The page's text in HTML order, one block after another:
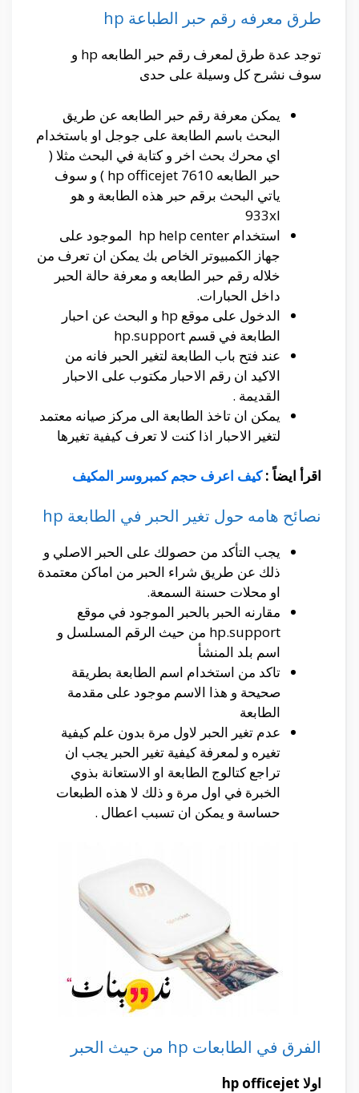
طرق معرفه رقم حبر الطباعة hp
توجد عدة طرق لمعرف رقم حبر الطابعه hp و
سوف نشرح كل وسيلة على حدى
يمكن معرفة رقم حبر الطابعه عن طريق
البحث باسم الطابعة على جوجل او باستخدام
اي محرك بحث اخر و كتابة في البحث مثلا (
حبر الطابعه hp officejet 7610 ) و سوف
ياتي البحث برقم حبر هذه الطابعة و هو
933xl
استخدام hp help center الموجود على
جهاز الكمبيوتر الخاص بك يمكن ان تعرف من
خلاله رقم حبر الطابعه و معرفة حالة الحبر
داخل الحبارات.
الدخول على موقع hp و البحث عن احبار
الطابعة في قسم hp.support
عند فتح باب الطابعة لتغير الحبر فانه من
الاكيد ان رقم الاحبار مكتوب على الاحبار
القديمة .
يمكن ان تاخذ الطابعة الى مركز صيانه معتمد
لتغير الاحبار اذا كنت لا تعرف كيفية تغيرها
اقرأ ايضاً :كيف اعرف حجم كمبروسر المكيف
نصائح هامه حول تغير الحبر في الطابعة hp
يجب التأكد من حصولك على الحبر الاصلي و
ذلك عن طريق شراء الحبر من اماكن معتمدة
او محلات حسنة السمعة.
مقارنه الحبر بالحبر الموجود في موقع
hp.support من حيث الرقم المسلسل و
اسم بلد المنشأ
تاكد من استخدام اسم الطابعة بطريقة
صحيحة و هذا الاسم موجود على مقدمة
الطابعة
عدم تغير الحبر لاول مرة بدون علم كيفية
تغيره و لمعرفة كيفية تغير الحبر يجب ان
تراجع كتالوج الطابعة او الاستعانة بذوي
الخبرة في اول مرة و ذلك لا هذه الطبعات
حساسة و يمكن ان تسبب اعطال .
الفرق في الطابعات hp من حيث الحبر
اولا hp officejet